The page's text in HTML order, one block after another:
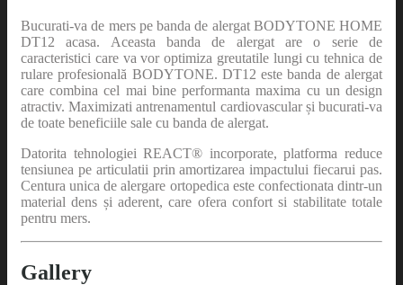
Bucurati-va de mers pe banda de alergat BODYTONE HOME
DT12 acasa. Aceasta banda de alergat are o serie de
caracteristici care va vor optimiza greutatile lungi cu tehnica de
rulare profesională BODYTONE. DT12 este banda de alergat
care combina cel mai bine performanta maxima cu un design
atractiv. Maximizati antrenamentul cardiovascular și bucurati-va
de toate beneficiile sale cu banda de alergat.
Datorita tehnologiei REACT® incorporate, platforma reduce
tensiunea pe articulatii prin amortizarea impactului fiecarui pas.
Centura unica de alergare ortopedica este confectionata dintr-un
material dens și aderent, care ofera confort si stabilitate totale
pentru mers.
Gallery